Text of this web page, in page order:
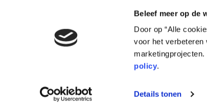
Beleef meer op de
Door op “Alle
voor het verbeteren
policy.
Details tonen